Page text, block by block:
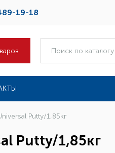
19-18
Putty/1,85кг
Putty/1,85кг